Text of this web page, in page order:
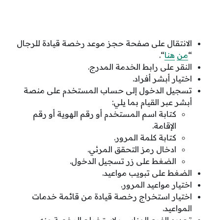
الانتقال على صفحة حجز موعد رخصة قيادة للرجال
“من هنا“.
النقر على رابط الخدمة المدرج.
اختيار أبشر أفراد.
تسجيل الدخول إلى حساب المستخدم على منصة
أبشر عبر القيام بما يلي:
كتابة اسم المستخدم أو رقم الهوية أو رقم
الإقامة.
كتابة كلمة المرور.
ادخال رمز التحقق المرئي.
الضغط على زر تسجيل الدخول.
الضغط على تبويب مواعيد.
اختيار مواعيد المرور.
اختيار استخراج رخصة قيادة من قائمة خدمات
المواعيد.